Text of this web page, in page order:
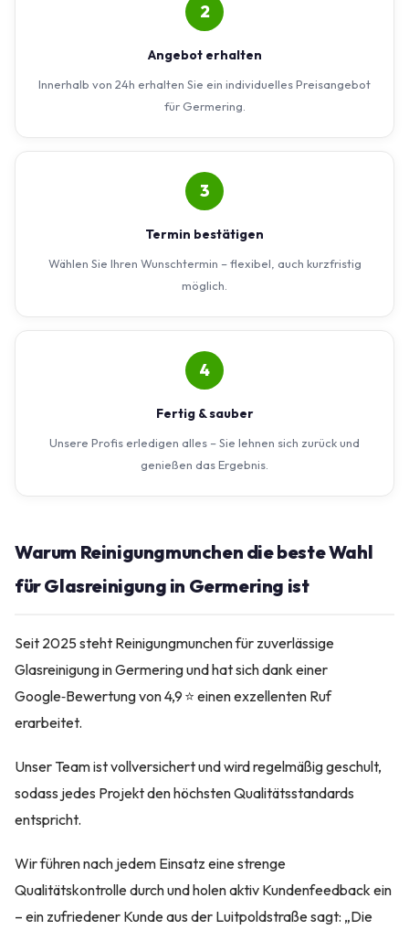
2
Angebot erhalten
Innerhalb von 24h erhalten Sie ein individuelles Preisangebot
für Germering.
3
Termin bestätigen
Wählen Sie Ihren Wunschtermin – flexibel, auch kurzfristig
möglich.
4
Fertig & sauber
Unsere Profis erledigen alles – Sie lehnen sich zurück und
genießen das Ergebnis.
Warum Reinigungmunchen die beste Wahl
für Glasreinigung in Germering ist
Seit 2025 steht Reinigungmunchen für zuverlässige
Glasreinigung in Germering und hat sich dank einer
Google‑Bewertung von 4,9 ⭐ einen exzellenten Ruf
erarbeitet.
Unser Team ist vollversichert und wird regelmäßig geschult,
sodass jedes Projekt den höchsten Qualitätsstandards
entspricht.
Wir führen nach jedem Einsatz eine strenge
Qualitätskontrolle durch und holen aktiv Kundenfeedback ein
– ein zufriedener Kunde aus der Luitpoldstraße sagt: „Die